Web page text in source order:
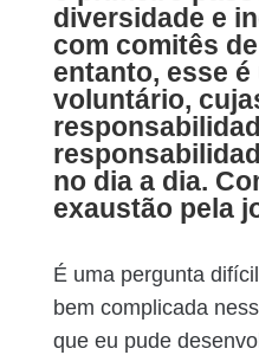
diversidade e
com comitês
entanto, esse
voluntário,
no dia a dia.
exaustão pela
É uma pergunta
bem complicada
que eu pude